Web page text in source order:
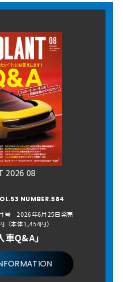
2026 08
NUMBER.584
号 2026年6月25日発売
（本体1,454円）
車Q&A」